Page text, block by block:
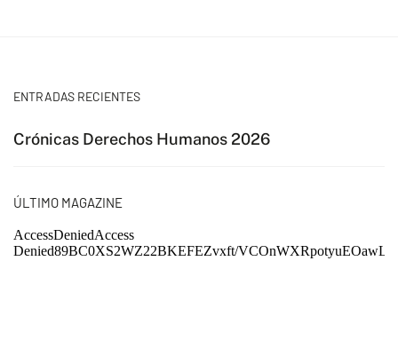
ENTRADAS RECIENTES
Crónicas Derechos Humanos 2026
ÚLTIMO MAGAZINE